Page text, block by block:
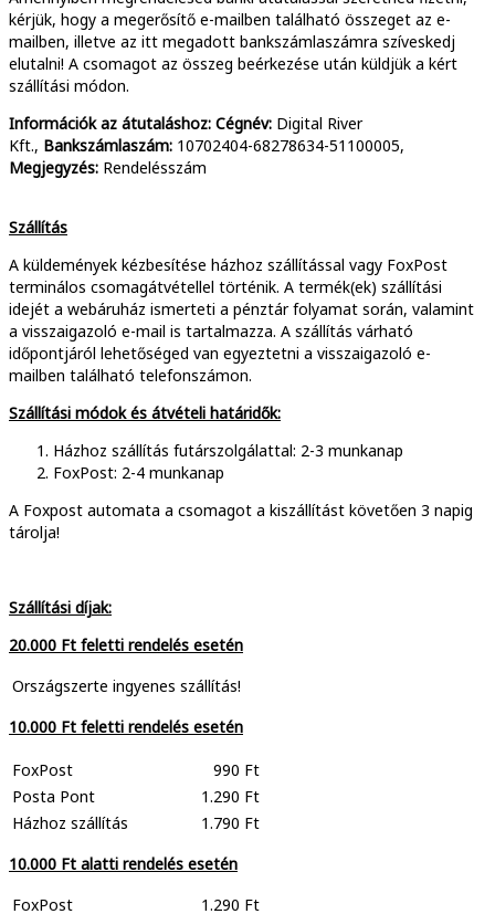
kérjük, hogy a megerősítő e-mailben található összeget az e-
mailben, illetve az itt megadott bankszámlaszámra szíveskedj
elutalni! A csomagot az összeg beérkezése után küldjük a kért
szállítási módon.
Információk az átutaláshoz: Cégnév: Digital River
Kft., Bankszámlaszám: 10702404-68278634-51100005,
Megjegyzés: Rendelésszám
Szállítás
A küldemények kézbesítése házhoz szállítással vagy FoxPost
terminálos csomagátvétellel történik. A termék(ek) szállítási
idejét a webáruház ismerteti a pénztár folyamat során, valamint
a visszaigazoló e-mail is tartalmazza. A szállítás várható
időpontjáról lehetőséged van egyeztetni a visszaigazoló e-
mailben található telefonszámon.
Szállítási módok és átvételi határidők:
Házhoz szállítás futárszolgálattal: 2-3 munkanap
FoxPost: 2-4 munkanap
A Foxpost automata a csomagot a kiszállítást követően 3 napig
tárolja!
Szállítási díjak:
20.000 Ft feletti rendelés esetén
Országszerte ingyenes szállítás!
10.000 Ft feletti rendelés esetén
FoxPost
990 Ft
Posta Pont
1.290 Ft
Házhoz szállítás
1.790 Ft
10.000 Ft alatti rendelés esetén
FoxPost
1.290 Ft